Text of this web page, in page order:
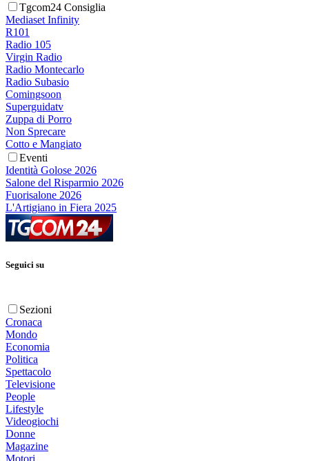
Tgcom24 Consiglia
Mediaset Infinity
R101
Radio 105
Virgin Radio
Radio Montecarlo
Radio Subasio
Comingsoon
Superguidatv
Zuppa di Porro
Non Sprecare
Cotto e Mangiato
Eventi
Identità Golose 2026
Salone del Risparmio 2026
Fuorisalone 2026
L'Artigiano in Fiera 2025
Seguici su
Sezioni
Cronaca
Mondo
Economia
Politica
Spettacolo
Televisione
People
Lifestyle
Videogiochi
Donne
Magazine
Motori